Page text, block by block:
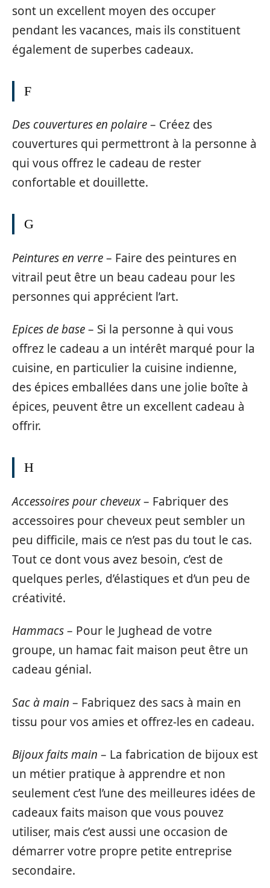
sont un excellent moyen des occuper
pendant les vacances, mais ils constituent
également de superbes cadeaux.
F
Des couvertures en polaire– Créez des
couvertures qui permettront à la personne à
qui vous offrez le cadeau de rester
confortable et douillette.
G
Peintures en verre– Faire des peintures en
vitrail peut être un beau cadeau pour les
personnes qui apprécient l’art.
Epices de base– Si la personne à qui vous
offrez le cadeau a un intérêt marqué pour la
cuisine, en particulier la cuisine indienne,
des épices emballées dans une jolie boîte à
épices, peuvent être un excellent cadeau à
offrir.
H
Accessoires pour cheveux– Fabriquer des
accessoires pour cheveux peut sembler un
peu difficile, mais ce n’est pas du tout le cas.
Tout ce dont vous avez besoin, c’est de
quelques perles, d’élastiques et d’un peu de
créativité.
Hammacs– Pour le Jughead de votre
groupe, un hamac fait maison peut être un
cadeau génial.
Sac à main – Fabriquez des sacs à main en
tissu pour vos amies et offrez-les en cadeau.
Bijoux faits main – La fabrication de bijoux est
un métier pratique à apprendre et non
seulement c’est l’une des meilleures idées de
cadeaux faits maison que vous pouvez
utiliser, mais c’est aussi une occasion de
démarrer votre propre petite entreprise
secondaire.